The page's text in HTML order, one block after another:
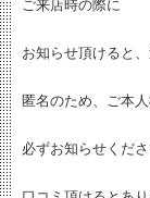
ご来店時の際に
お知らせ頂けると
匿名のため、ご本
必ずお知らせくだ